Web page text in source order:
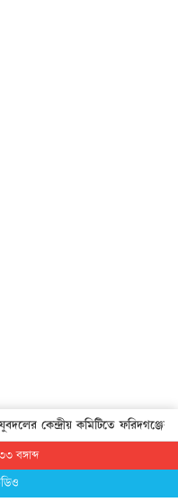
কেন্দ্রীয় কমিটিতে ফরিদগঞ্জের
বঙ্গাব্দ